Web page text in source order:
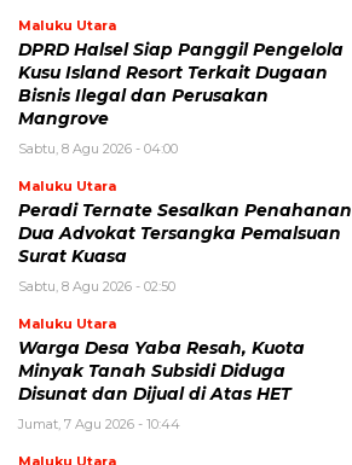
Maluku Utara
DPRD Halsel Siap Panggil Pengelola
Kusu Island Resort Terkait Dugaan
Bisnis Ilegal dan Perusakan
Mangrove
Sabtu, 8 Agu 2026 - 04:00
Maluku Utara
Peradi Ternate Sesalkan Penahanan
Dua Advokat Tersangka Pemalsuan
Surat Kuasa
Sabtu, 8 Agu 2026 - 02:50
Maluku Utara
Warga Desa Yaba Resah, Kuota
Minyak Tanah Subsidi Diduga
Disunat dan Dijual di Atas HET
Jumat, 7 Agu 2026 - 10:44
Maluku Utara